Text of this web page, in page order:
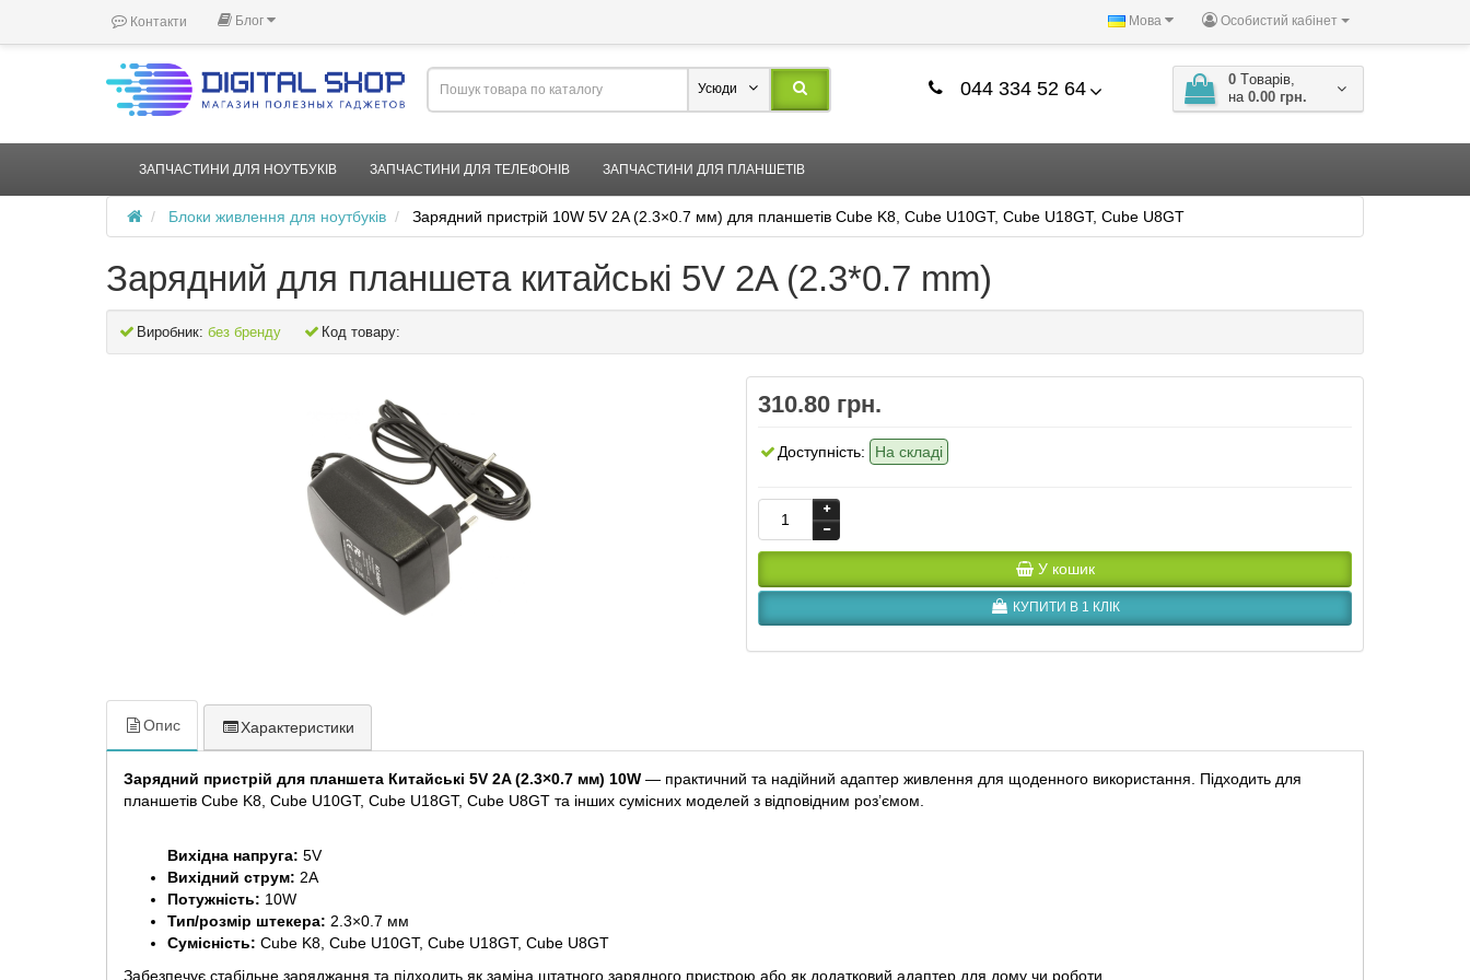
Контакти Блог Особистий кабінет
Мова
044 334 52 64 0 Tоварів,
на 0.00 грн.
Усюди
ЗАПЧАСТИНИ ДЛЯ НОУТБУКІВ ЗАПЧАСТИНИ ДЛЯ ТЕЛЕФОНІВ ЗАПЧАСТИНИ ДЛЯ ПЛАНШЕТІВ
Блоки живлення для ноутбуків Зарядний пристрій 10W 5V 2A (2.3×0.7 мм) для планшетів Cube K8, Cube U10GT, Cube U18GT, Cube U8GT
Зарядний для планшета китайські 5V 2A (2.3*0.7 mm)
Виробник: без бренду Код товару:
310.80 грн.
Доступність: На складі
У кошик
КУПИТИ В 1 КЛІК
Опис Характеристики
Зарядний пристрій для планшета Китайські 5V 2A (2.3×0.7 мм) 10W — практичний та надійний адаптер живлення для щоденного використання. Підходить для
планшетів Cube K8, Cube U10GT, Cube U18GT, Cube U8GT та інших сумісних моделей з відповідним роз’ємом.
Вихідна напруга: 5V
Вихідний струм: 2A
Потужність: 10W
Тип/розмір штекера: 2.3×0.7 мм
Сумісність: Cube K8, Cube U10GT, Cube U18GT, Cube U8GT
Забезпечує стабільне заряджання та підходить як заміна штатного зарядного пристрою або як додатковий адаптер для дому чи роботи.